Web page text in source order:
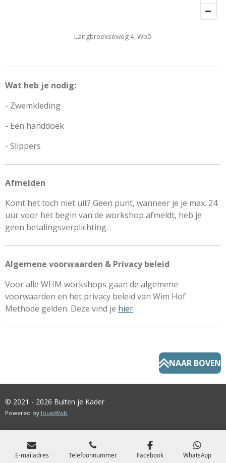
Langbroekseweg 4, WbD
Wat heb je nodig:
- Zwemkleding
- Een handdoek
- Slippers
Afmelden
Komt het toch niet uit? Geen punt, wanneer je je max. 24
uur voor het begin van de workshop afmeldt, heb je
geen betalingsverplichting.
Algemene voorwaarden & Privacy beleid
Voor alle WHM workshops gaan de algemene
voorwaarden en het privacy beleid van Wim Hof
Methode gelden. Deze vind je hier.
NAAR BOVEN
© 2021 - 2026 Buiten je Kader
Powered by JouwWeb
E-mailadres Telefoonnummer Facebook WhatsApp